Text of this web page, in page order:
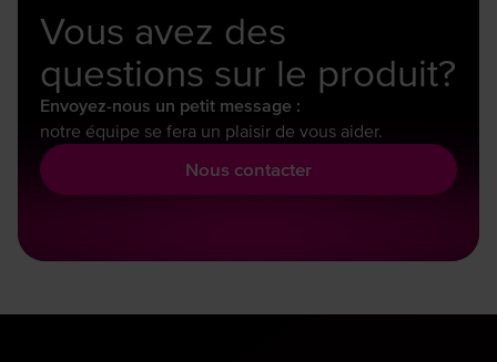
Vous avez des
questions sur le produit?
Envoyez-nous un petit message :
notre équipe se fera un plaisir de vous aider.
Nous contacter